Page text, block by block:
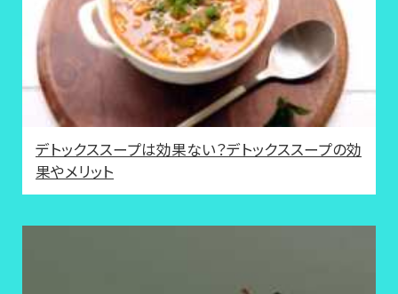
デトックススープは効果ない？デトックススープの効
果やメリット